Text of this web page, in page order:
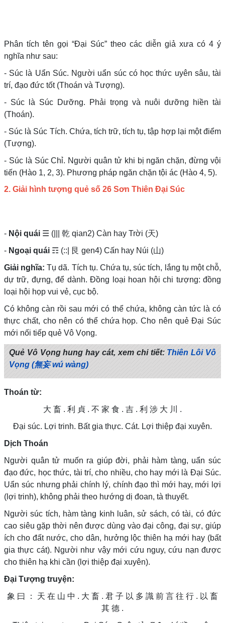
Phân tích tên gọi “Đại Súc” theo các diễn giả xưa có 4 ý
nghĩa như sau:
- Súc là Uẩn Súc. Người uẩn súc có học thức uyên sâu, tài
trí, đạo đức tốt (Thoán và Tượng).
- Súc là Súc Dưỡng. Phải trọng và nuôi dưỡng hiền tài
(Thoán).
- Súc là Súc Tích. Chứa, tích trữ, tích tụ, tập hợp lại một điểm
(Tượng).
- Súc là Súc Chỉ. Người quân tử khi bị ngăn chặn, đừng vội
tiến (Hào 1, 2, 3). Phương pháp ngăn chặn tội ác (Hào 4, 5).
2. Giải hình tượng quẻ số 26 Sơn Thiên Đại Súc
- Nội quái ☰ (||| 乾 qian2) Càn hay Trời (天)
- Ngoại quái ☶ (::| 艮 gen4) Cấn hay Núi (山)
Giải nghĩa:Tụ dã. Tích tụ. Chứa tụ, súc tích, lắng tụ một chỗ,
dự trữ, đựng, để dành. Đồng loại hoan hội chi tượng: đồng
loại hội họp vui vẻ, cục bộ.
Có không càn rồi sau mới có thể chứa, không càn tức là có
thực chất, cho nên có thể chứa họp. Cho nên quẻ Đại Súc
mới nối tiếp quẻ Vô Vọng.
Quẻ Vô Vọng hung hay cát, xem chi tiết: Thiên Lôi Vô
Vọng (無妄 wú wàng)
Thoán từ:
大 畜 . 利 貞 . 不 家 食 . 吉 . 利 涉 大 川 .
Đại súc. Lợi trinh. Bất gia thực. Cát. Lợi thiệp đại xuyên.
Dịch Thoán
Người quân tử muốn ra giúp đời, phải hàm tàng, uẩn súc
đạo đức, học thức, tài trí, cho nhiều, cho hay mới là Đại Súc.
Uẩn súc nhưng phải chính lý, chính đạo thì mới hay, mới lợi
(lợi trinh), không phải theo hướng dị đoan, tà thuyết.
Người súc tích, hàm tàng kinh luân, sử sách, có tài, có đức
cao siêu gặp thời nên được dùng vào đại công, đại sự, giúp
ích cho đất nước, cho dân, hưởng lộc thiên hạ mới hay (bất
gia thực cát). Người như vậy mới cứu nguy, cứu nạn được
cho thiên hạ khi cần (lợi thiệp đại xuyên).
Đại Tượng truyện:
象 曰 ： 天 在 山 中 . 大 畜 . 君 子 以 多 識 前 言 往 行 . 以 畜
其 德 .